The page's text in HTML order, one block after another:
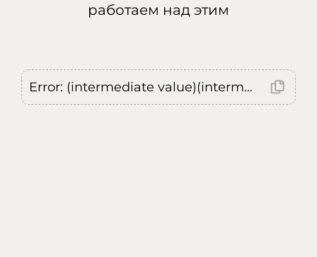
работаем над этим
Error: (intermediate value)(intermediate value)(intermediate value).replaceAll is not a function